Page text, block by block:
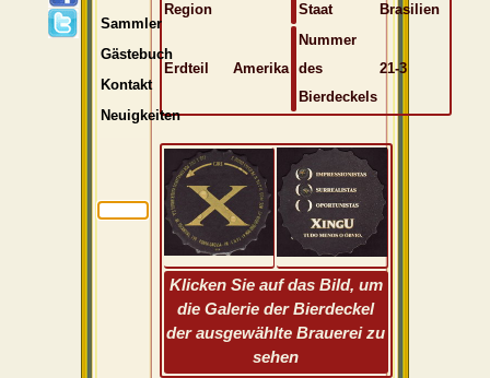
Region
Staat Brasilien
Erdteil Amerika
Nummer
des
Bierdeckels
21-3
Klicken Sie auf das Bild, um
die Galerie der Bierdeckel
der ausgewählte Brauerei zu
sehen
Sammler
Gästebuch
Kontakt
Neuigkeiten